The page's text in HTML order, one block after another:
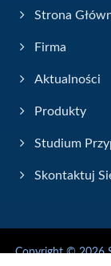
Strona
Firma
Aktualności
Produkty
Studium
Skontaktuj
Copyright © 2026